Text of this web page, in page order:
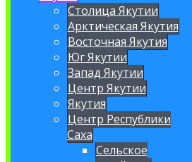
Столица Якутии
Арктическая Якутия
Восточная Якутия
Юг Якутии
Запад Якутии
Центр Якутии
Якутия
Центр Республики
Саха
Сельское